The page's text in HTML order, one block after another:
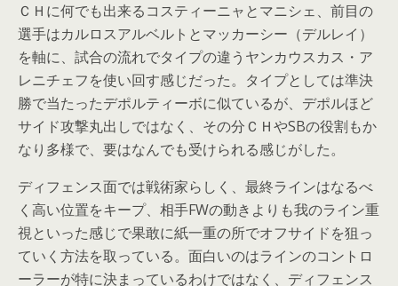
ＣＨに何でも出来るコスティーニャとマニシェ、前目の
選手はカルロスアルベルトとマッカーシー（デルレイ）
を軸に、試合の流れでタイプの違うヤンカウスカス・ア
レニチェフを使い回す感じだった。タイプとしては準決
勝で当たったデポルティーボに似ているが、デポルほど
サイド攻撃丸出しではなく、その分ＣＨやSBの役割もか
なり多様で、要はなんでも受けられる感じがした。
ディフェンス面では戦術家らしく、最終ラインはなるべ
く高い位置をキープ、相手FWの動きよりも我のライン重
視といった感じで果敢に紙一重の所でオフサイドを狙っ
ていく方法を取っている。面白いのはラインのコントロ
ーラーが特に決まっているわけではなく、ディフェンス